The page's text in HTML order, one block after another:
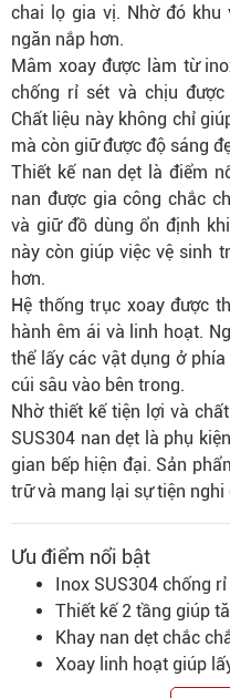
chai lọ gia vị. Nhờ đó khu
ngăn nắp hơn.
Mâm xoay được làm từ
chống rỉ sét và chịu
Chất liệu này không chỉ
mà còn giữ được độ sáng
Thiết kế nan dẹt là điểm
nan được gia công chắc
và giữ đồ dùng ổn định
này còn giúp việc vệ sinh
hơn.
Hệ thống trục xoay được
hành êm ái và linh hoạt.
thể lấy các vật dụng ở
cúi sâu vào bên trong.
Nhờ thiết kế tiện lợi và
SUS304 nan dẹt là phụ
gian bếp hiện đại. Sản
trữ và mang lại sự tiện nghi
Ưu điểm nổi bật
Inox SUS304 chống
Thiết kế 2 tầng giúp
Khay nan dẹt chắc
Xoay linh hoạt giúp
Phù hợp với nhiều